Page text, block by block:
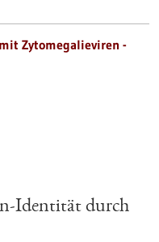
Zytomegalieviren -
Identität durch